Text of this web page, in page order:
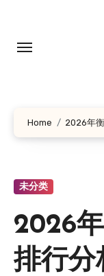
Home 2026年
未分类
2026
排行分